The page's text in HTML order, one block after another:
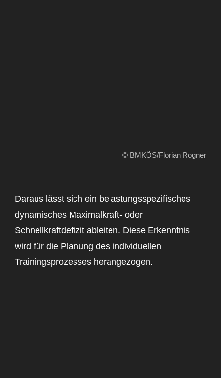
© BMKÖS/Florian Rogner
Daraus lässt sich ein belastungsspezifisches
dynamisches Maximalkraft- oder
Schnellkraftdefizit ableiten. Diese Erkenntnis
wird für die Planung des individuellen
Trainingsprozesses herangezogen.